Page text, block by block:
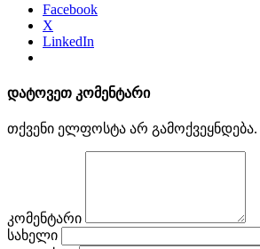
Facebook
X
LinkedIn
დატოვეთ კომენტარი
თქვენი ელფოსტა არ გამოქვეყნდება.
კომენტარი
სახელი